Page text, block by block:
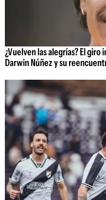
¿Vuelven las alegrías? El
Darwin Núñez y su